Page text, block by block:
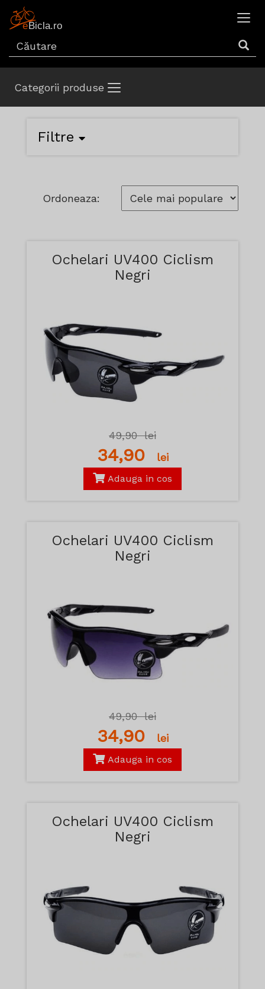
Categorii produse
Filtre
Ordoneaza:
Ochelari UV400 Ciclism
Negri
49,90lei
34,90 lei
Adauga in cos
Ochelari UV400 Ciclism
Negri
49,90lei
34,90 lei
Adauga in cos
Ochelari UV400 Ciclism
Negri